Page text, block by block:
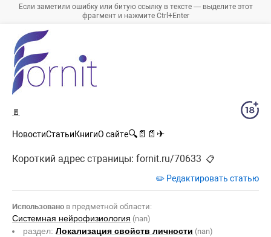
Если заметили ошибку или битую ссылку в тексте — выделите этот
фрагмент и нажмите Ctrl+Enter
🚪
НовостиСтатьиКнигиО сайте🔍 📄 📄 ✈
Короткий адрес страницы: fornit.ru/70633 📋
✏️ Редактировать статью
Использовано в предметной области:
Системная нейрофизиология (nan)
раздел:Локализация свойств личности (nan)